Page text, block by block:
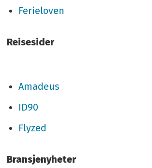
Ferieloven
Reisesider
Amadeus
ID90
Flyzed
Bransjenyheter